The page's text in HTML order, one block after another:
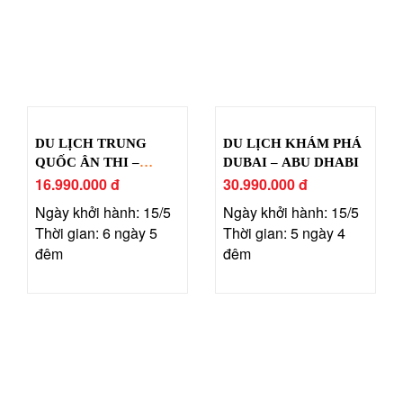
DU LỊCH TRUNG
QUỐC ÂN THI –
TRƯƠNG GIA GIỚI –
TRẤN
16.990.000 đ
Ngày khởi hành: 15/5
Thời gian: 6 ngày 5
đêm
DU LỊCH KHÁM PHÁ
DUBAI – ABU DHABI
30.990.000 đ
Ngày khởi hành: 15/5
Thời gian: 5 ngày 4
đêm